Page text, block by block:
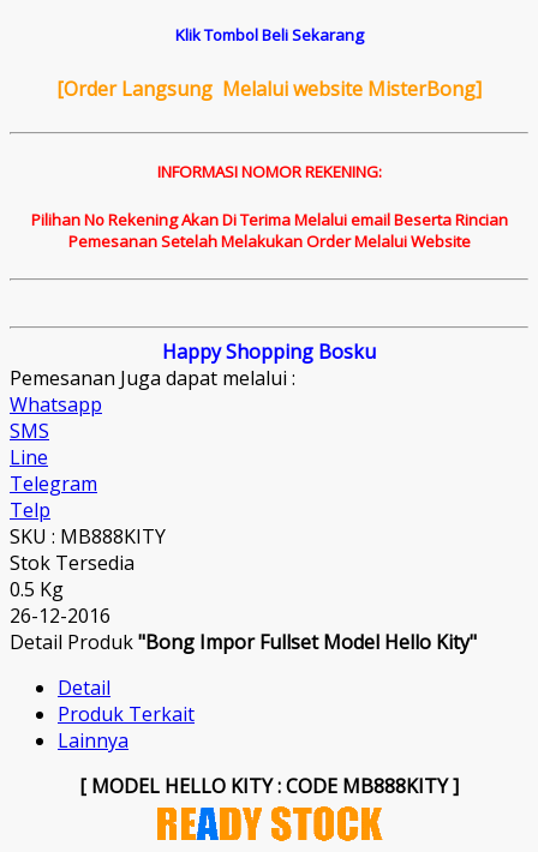
Klik Tombol Beli Sekarang
[Order Langsung Melalui website MisterBong]
INFORMASI NOMOR REKENING:
Pilihan No Rekening Akan Di Terima Melalui email Beserta Rincian
Pemesanan Setelah Melakukan Order Melalui Website
Happy Shopping Bosku
Pemesanan Juga dapat melalui :
Whatsapp
SMS
Line
Telegram
Telp
SKU : MB888KITY
Stok Tersedia
0.5 Kg
26-12-2016
Detail Produk"Bong Impor Fullset Model Hello Kity"
Detail
Produk Terkait
Lainnya
[ MODEL HELLO KITY : CODE MB888KITY ]